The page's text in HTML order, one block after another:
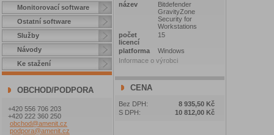
Monitorovací software
Ostatní software
Služby
Návody
Ke stažení
OBCHOD/PODPORA
+420 556 706 203
+420 222 360 250
obchod@amenit.cz
podpora@amenit.cz
název
Bitdefender
GravityZone
Security for
Workstations
počet
licencí
15
platforma
Windows
Informace o výrobci
CENA
Bez DPH:
8 935,50 Kč
S DPH:
10 812,00 Kč